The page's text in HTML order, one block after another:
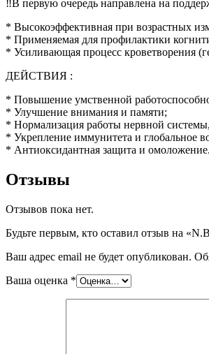
‼️В первую очередь направлена на
* Высокоэффективная при возрастных
* Применяемая для профилактики
* Усиливающая процесс кроветворения
ДЕЙСТВИЯ :
* Повышение умственной
* Улучшение внимания и памяти;
* Нормализация работы нервной
* Укрепление иммунитета и глобальное
* Антиоксидантная защита и омоложение.
Отзывы
Отзывов пока нет.
Будьте первым, кто оставил отзыв на
Ваш адрес email не будет опубликован.
Ваша оценка *